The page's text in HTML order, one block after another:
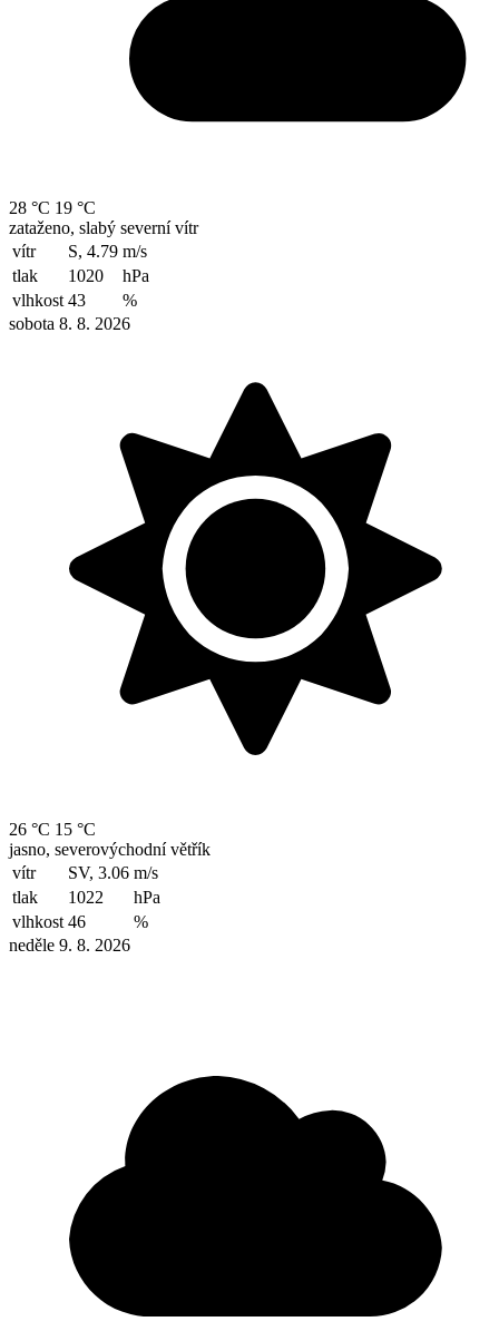
28 °C 19 °C
zataženo, slabý severní vítr
vítr
S, 4.79 m/s
tlak
1020
hPa
vlhkost 43
%
sobota 8. 8. 2026
26 °C 15 °C
jasno, severovýchodní větřík
vítr
SV, 3.06 m/s
tlak
1022
hPa
vlhkost 46
%
neděle 9. 8. 2026